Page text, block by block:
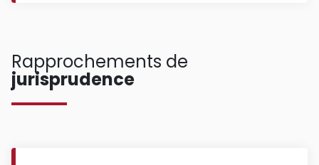
Rapprochements de
jurisprudence